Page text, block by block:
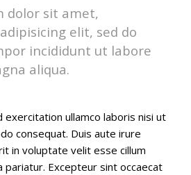
dolor sit amet,
elit, sed do
incididunt ut labore
aliqua.
exercitation ullamco laboris nisi ut
consequat. Duis aute irure
in voluptate velit esse cillum
pariatur. Excepteur sint occaecat